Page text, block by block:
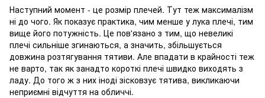
Наступний момент - це розмір плечей. Тут теж максималізм
ні до чого. Як показує практика, чим менше у лука плечі, тим
вище його потужність. Це пов'язано з тим, що невеликі
плечі сильніше згинаються, а значить, збільшується
довжина розтягування тятиви. Але впадати в крайності теж
не варто, так як занадто короткі плечі швидко виходять з
ладу. До того ж з них іноді зісковзує тятива, викликаючи
неприємні відчуття на обличчі.